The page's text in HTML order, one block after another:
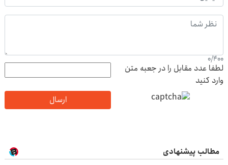
0/400
لطفا عدد مقابل را در جعبه متن
وارد کنید
ارسال
مطالب پیشنهادی